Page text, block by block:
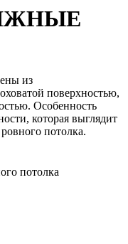
из
поверхностью,
Особенность
которая выглядит
потолка.
потолка